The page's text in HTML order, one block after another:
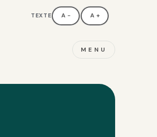
TEXTE A− A+
MENU